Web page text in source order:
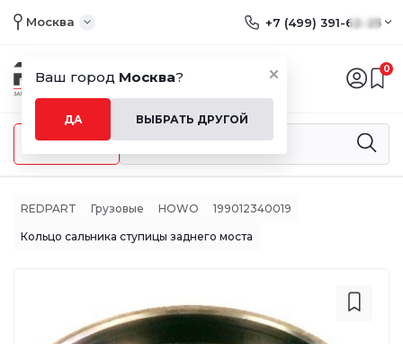
Ваш город Москва?
ДА ВЫБРАТЬ ДРУГОЙ
Москва +7 (499) 391-62-25
0
Меню
REDPART Грузовые HOWO 199012340019
Кольцо сальника ступицы заднего моста